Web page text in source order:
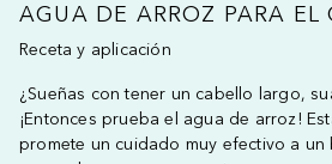
AGUA DE ARROZ PARA EL
Receta y aplicación
¿Sueñas con tener un cabello largo,
¡Entonces prueba el agua de arroz!
promete un cuidado muy efectivo a